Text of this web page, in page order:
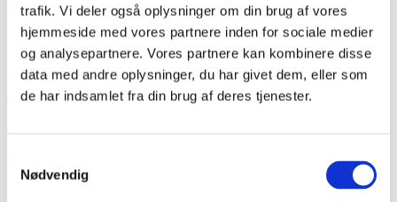
trafik. Vi deler også oplysninger om din brug af vores
hjemmeside med vores partnere inden for sociale medier
og analysepartnere. Vores partnere kan kombinere disse
data med andre oplysninger, du har givet dem, eller som
de har indsamlet fra din brug af deres tjenester.
Nødvendig
regionalt præg på stednavne, hvorfor alle sønderjyske
stednavne i dag officielt optræder i deres rigsdanske form.
Den lokale udvikling lever derimod videre i udtalen,
somHøjerogChristiansfeld,der i tråd med dialekten udtales
hhv. [ hewe]og [æ fæld].
har ratificeret, garanterer brugen af stednavne på regionale
eller mindretalssprog i det offentlige rum. Rent praktisk har